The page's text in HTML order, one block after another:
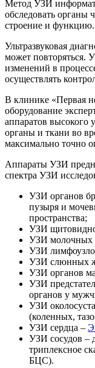
Метод УЗИ
обследовать органы
строение и функцию.
Ультразвуковая
может повторяться.
изменений в
осуществлять
В клинике «Первая
оборудование
аппаратов высокого
органы и ткани во
максимально точно
Аппараты УЗИ
спектра УЗИ
УЗИ органов
пузыря и
пространства;
УЗИ
УЗИ молочных
УЗИ
УЗИ слюнных
УЗИ органов
УЗИ
органов у
УЗИ
(коленных,
УЗИ сердца –
УЗИ сосудов –
триплексное
БЦС).